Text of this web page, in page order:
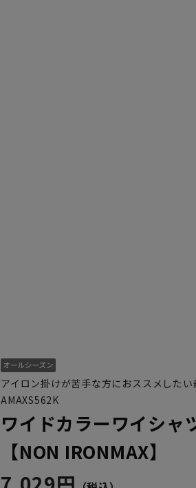
アイロン掛けが苦手な方におススメしたい
AMAXS562K
ワイドカラーワイシャ
【NON IRONMAX】